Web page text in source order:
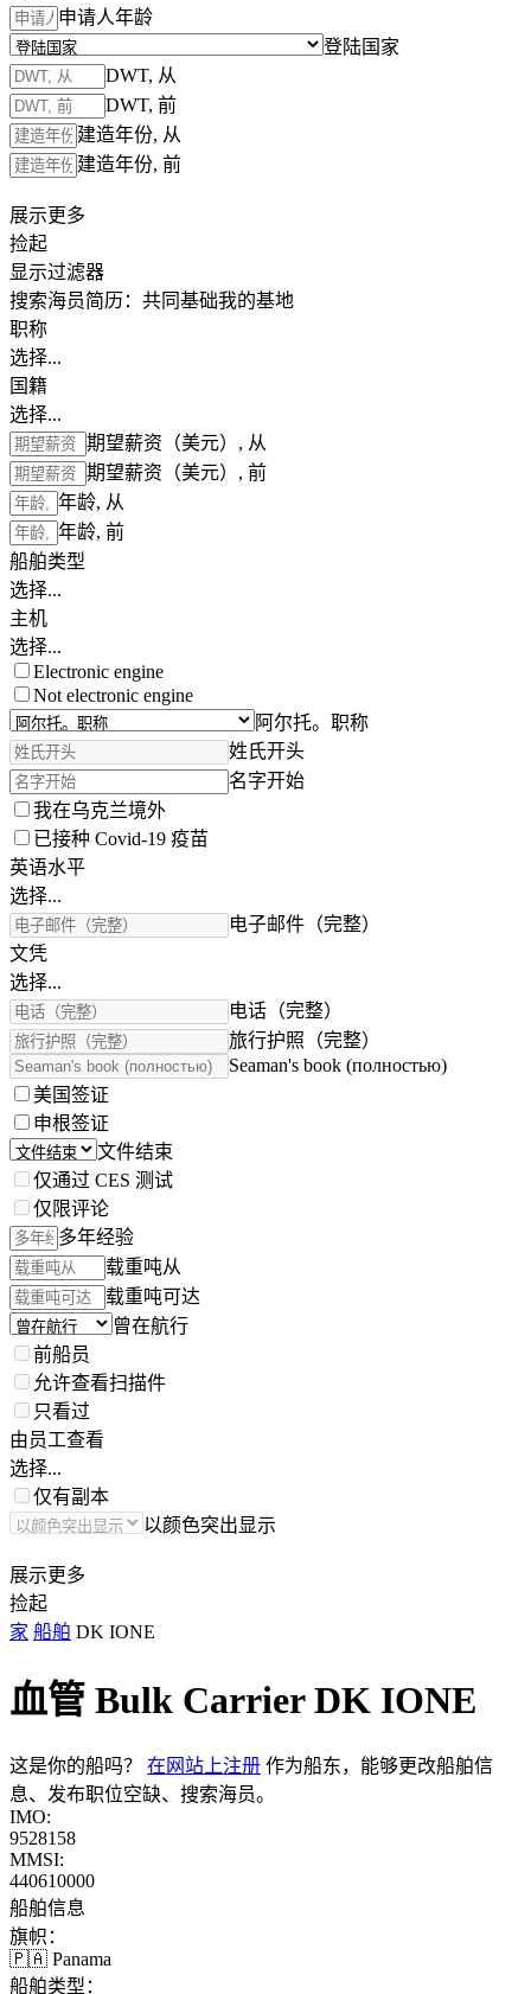
申请人年龄
登陆国家
DWT, 从
DWT, 前
建造年份, 从
建造年份, 前
展示更多
捡起
显示过滤器
搜索海员简历： 共同基础我的基地
职称
选择...
国籍
选择...
期望薪资（美元）, 从
期望薪资（美元）, 前
年龄, 从
年龄, 前
船舶类型
选择...
主机
选择...
Electronic engine
Not electronic engine
阿尔托。职称
姓氏开头
名字开始
我在乌克兰境外
已接种 Covid-19 疫苗
英语水平
选择...
电子邮件（完整）
文凭
选择...
电话（完整）
旅行护照（完整）
Seaman's book (полностью)
美国签证
申根签证
文件结束
仅通过 CES 测试
仅限评论
多年经验
载重吨从
载重吨可达
曾在航行
前船员
允许查看扫描件
只看过
由员工查看
选择...
仅有副本
以颜色突出显示
展示更多
捡起
家 船舶 DK IONE
血管 Bulk CarrierDK IONE
这是你的船吗？ 在网站上注册 作为船东，能够更改船舶信
息、发布职位空缺、搜索海员。
IMO:
9528158
MMSI:
440610000
船舶信息
旗帜：
🇵🇦 Panama
船舶类型：